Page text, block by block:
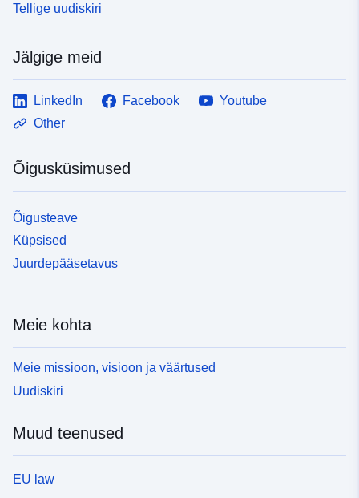
Tellige uudiskiri
Jälgige meid
LinkedIn Facebook
Youtube
Other
Õigusküsimused
Õigusteave
Küpsised
Juurdepääsetavus
Meie kohta
Meie missioon, visioon ja väärtused
Uudiskiri
Muud teenused
EU law